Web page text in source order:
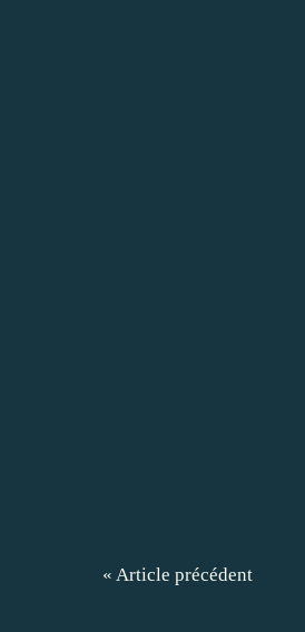
« Article précédent